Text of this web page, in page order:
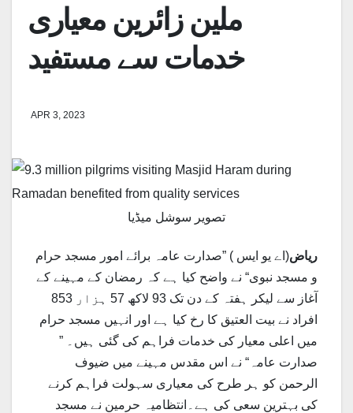
ملین زائرین معیاری
خدمات سے مستفید
APR 3, 2023
تصویر سوشل میڈیا
ریاض(اے یو ایس ) ”صدارت عامہ برائے امور مسجد حرام
و مسجد نبوی“ نے واضح کیا ہے کہ رمضان کے مہینے کے
آغاز سے لیکر ہفتہ کے دن تک 93 لاکھ 57 ہزار 853
افراد نے بیت العتیق کا رخ کیا ہے اور انہیں مسجد حرام
میں اعلی معیار کی خدمات فراہم کی گئی ہیں۔ ”
صدارت عامہ“ نے اس مقدس مہینے میں ضیوف
الرحمن کو ہر طرح کی معیاری سہولت فراہم کرنے
کی بہترین سعی کی ہے۔انتظامیہ حرمین نے مسجد